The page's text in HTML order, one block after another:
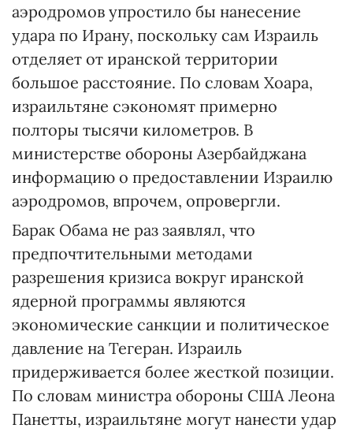
аэродромов упростило бы нанесение
удара по Ирану, поскольку сам Израиль
отделяет от иранской территории
большое расстояние. По словам Хоара,
израильтяне сэкономят примерно
полторы тысячи километров. В
министерстве обороны Азербайджана
информацию о предоставлении Израилю
аэродромов, впрочем, опровергли.
Барак Обама не раз заявлял, что
предпочтительными методами
разрешения кризиса вокруг иранской
ядерной программы являются
экономические санкции и политическое
давление на Тегеран. Израиль
придерживается более жесткой позиции.
По словам министра обороны США Леона
Панетты, израильтяне могут нанести удар